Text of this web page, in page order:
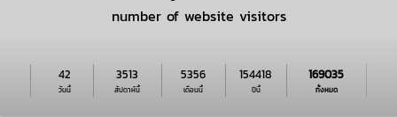
number of website visitors
วันนี้
42
สัปดาห์นี้
3513
เดือนนี้
5356
ปีนี้
154418
ทั้งหมด
169035